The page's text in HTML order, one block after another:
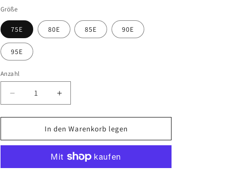
Größe
75E 80E 85E 90E
95E
Anzahl
Verringere
die
Menge
nuance
Erhöhe
die
Menge
für
nuance
Minimizer
In den Warenkorb legen